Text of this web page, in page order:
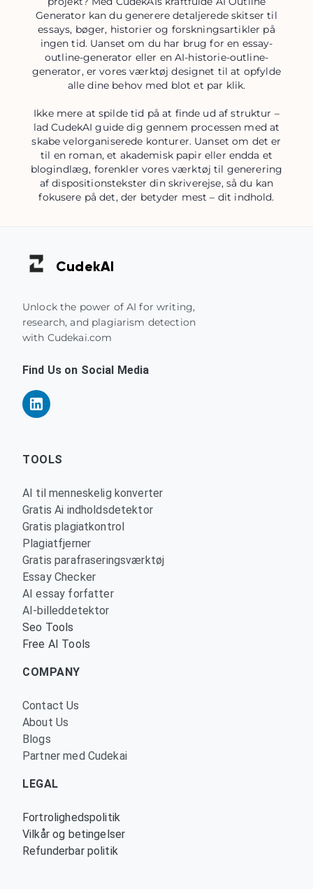
Generator kan du generere detaljerede skitser til
essays, bøger, historier og forskningsartikler på
ingen tid. Uanset om du har brug for en essay-
outline-generator eller en AI-historie-outline-
generator, er vores værktøj designet til at opfylde
alle dine behov med blot et par klik.
Ikke mere at spilde tid på at finde ud af struktur –
lad CudekAI guide dig gennem processen med at
skabe velorganiserede konturer. Uanset om det er
til en roman, et akademisk papir eller endda et
blogindlæg, forenkler vores værktøj til generering
af dispositionstekster din skriverejse, så du kan
fokusere på det, der betyder mest – dit indhold.
CudekAI
Unlock the power of AI for writing,
research, and plagiarism detection
with Cudekai.com
Find Us on Social Media
TOOLS
AI til menneskelig konverter
Gratis Ai indholdsdetektor
Gratis plagiatkontrol
Plagiatfjerner
Gratis parafraseringsværktøj
Essay Checker
AI essay forfatter
AI-billeddetektor
Seo Tools
Free AI Tools
COMPANY
Contact Us
About Us
Blogs
Partner med Cudekai
LEGAL
Fortrolighedspolitik
Vilkår og betingelser
Refunderbar politik